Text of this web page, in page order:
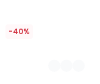
-40%